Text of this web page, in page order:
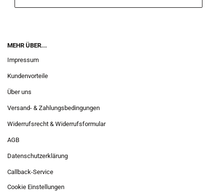
MEHR ÜBER...
Impressum
Kundenvorteile
Über uns
Versand- & Zahlungsbedingungen
Widerrufsrecht & Widerrufsformular
AGB
Datenschutzerklärung
Callback-Service
Cookie Einstellungen